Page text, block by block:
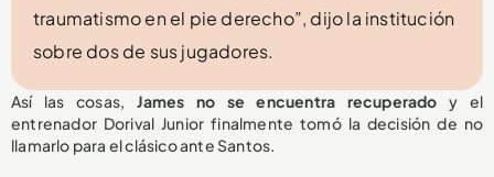
traumatismo en el pie derecho”, dijo la institución
sobre dos de sus jugadores.
Así las cosas, James no se encuentra recuperado y el
entrenador Dorival Junior finalmente tomó la decisión de no
llamarlo para el clásico ante Santos.